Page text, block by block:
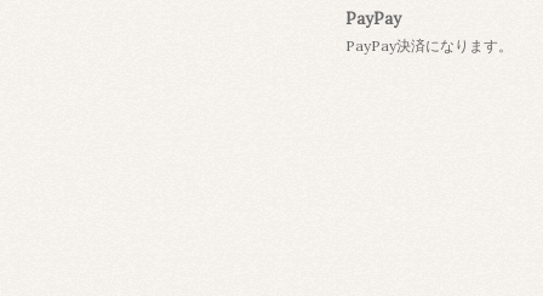
PayPay
PayPay決済になります。